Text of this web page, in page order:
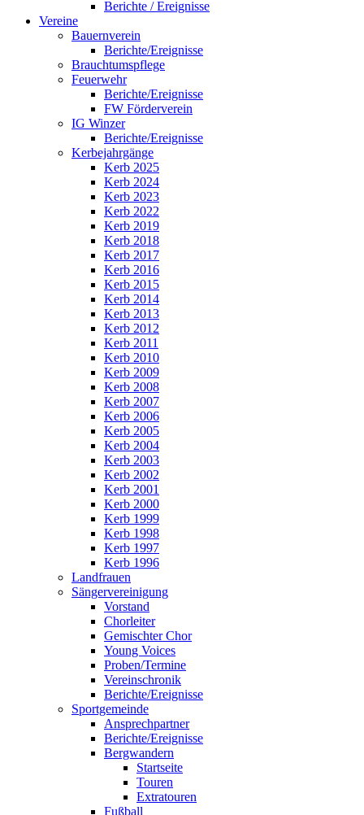
Berichte / Ereignisse
Vereine
Bauernverein
Berichte/Ereignisse
Brauchtumspflege
Feuerwehr
Berichte/Ereignisse
FW Förderverein
IG Winzer
Berichte/Ereignisse
Kerbejahrgänge
Kerb 2025
Kerb 2024
Kerb 2023
Kerb 2022
Kerb 2019
Kerb 2018
Kerb 2017
Kerb 2016
Kerb 2015
Kerb 2014
Kerb 2013
Kerb 2012
Kerb 2011
Kerb 2010
Kerb 2009
Kerb 2008
Kerb 2007
Kerb 2006
Kerb 2005
Kerb 2004
Kerb 2003
Kerb 2002
Kerb 2001
Kerb 2000
Kerb 1999
Kerb 1998
Kerb 1997
Kerb 1996
Landfrauen
Sängervereinigung
Vorstand
Chorleiter
Gemischter Chor
Young Voices
Proben/Termine
Vereinschronik
Berichte/Ereignisse
Sportgemeinde
Ansprechpartner
Berichte/Ereignisse
Bergwandern
Startseite
Touren
Extratouren
Fußball